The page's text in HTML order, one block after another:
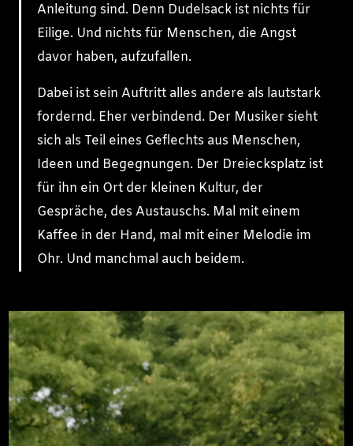
Anleitung sind. Denn Dudelsack ist nichts für
Eilige. Und nichts für Menschen, die Angst
davor haben, aufzufallen.
Dabei ist sein Auftritt alles andere als lautstark
fordernd. Eher verbindend. Der Musiker sieht
sich als Teil eines Geflechts aus Menschen,
Ideen und Begegnungen. Der Dreiecksplatz ist
für ihn ein Ort der kleinen Kultur, der
Gespräche, des Austauschs. Mal mit einem
Kaffee in der Hand, mal mit einer Melodie im
Ohr. Und manchmal auch beidem.